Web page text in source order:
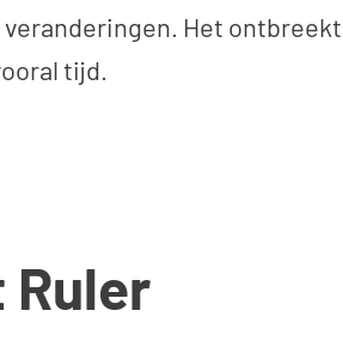
veranderingen. Het ontbreekt
tijd.
Ruler